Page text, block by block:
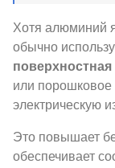
Хотя алюминий
обычно
поверхностная
или порошковое
электрическую
Это повышает
обеспечивает